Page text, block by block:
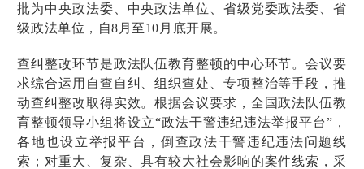
批为中央政法委、中央政法单位、省级党委政法委、省
级政法单位，自8月至10月底开展。
查纠整改环节是政法队伍教育整顿的中心环节。会议要
求综合运用自查自纠、组织查处、专项整治等手段，推
动查纠整改取得实效。根据会议要求，全国政法队伍教
育整顿领导小组将设立“政法干警违纪违法举报平台”，
各地也设立举报平台，倒查政法干警违纪违法问题线
索；对重大、复杂、具有较大社会影响的案件线索，采